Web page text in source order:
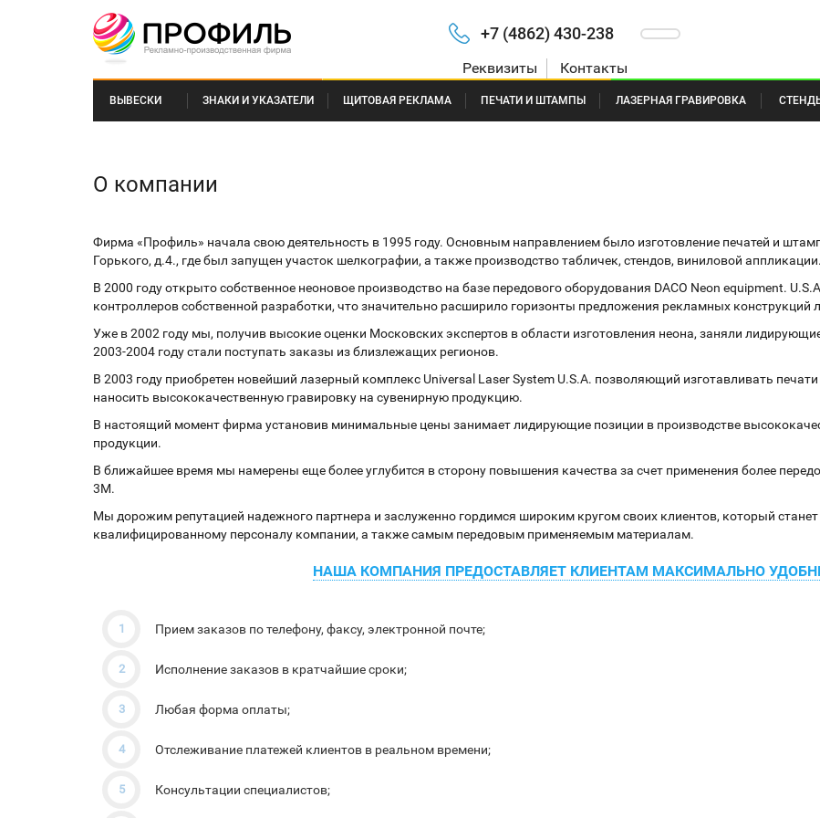
+7 (4862) 430-238
Реквизиты Контакты
ВЫВЕСКИ ЗНАКИ И УКАЗАТЕЛИ ЩИТОВАЯ РЕКЛАМА ПЕЧАТИ И ШТАМПЫ ЛАЗЕРНАЯ ГРАВИРОВКА
О компании
Фирма «Профиль» начала свою деятельность в 1995 году. Основным направлением было изготовление печатей и
Горького, д.4., где был запущен участок шелкографии, а также производство табличек, стендов, виниловой аппликации.
В 2000 году открыто собственное неоновое производство на базе передового оборудования DACO Neon equipment.
контроллеров собственной разработки, что значительно расширило горизонты предложения рекламных конструкций
Уже в 2002 году мы, получив высокие оценки Московских экспертов в области изготовления неона, заняли
2003-2004 году стали поступать заказы из близлежащих регионов.
В 2003 году приобретен новейший лазерный комплекс Universal Laser System U.S.A. позволяющий изготавливать
наносить высококачественную гравировку на сувенирную продукцию.
В настоящий момент фирма установив минимальные цены занимает лидирующие позиции в производстве
продукции.
В ближайшее время мы намерены еще более углубится в сторону повышения качества за счет применения более
3М.
Мы дорожим репутацией надежного партнера и заслуженно гордимся широким кругом своих клиентов, который
квалифицированному персоналу компании, а также самым передовым применяемым материалам.
НАША КОМПАНИЯ ПРЕДОСТАВЛЯЕТ КЛИЕНТАМ МАКСИМАЛЬНО
Прием заказов по телефону, факсу, электронной почте;
Исполнение заказов в кратчайшие сроки;
Любая форма оплаты;
Отслеживание платежей клиентов в реальном времени;
Консультации специалистов;